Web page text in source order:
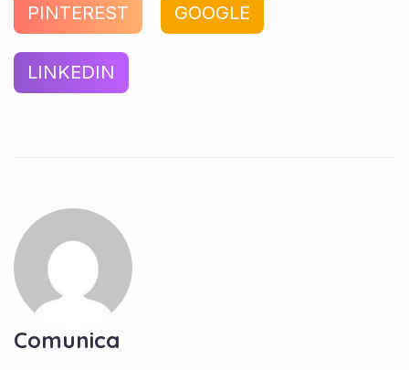
PINTEREST GOOGLE
LINKEDIN
Comunica